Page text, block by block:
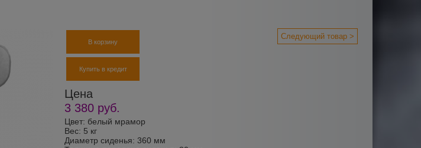
Следующий товар >
Цвет: белый мрамор
Вес: 5 кг
Диаметр сиденья: 360 мм
Цена
3 380 руб.
В корзину
Купить в кредит